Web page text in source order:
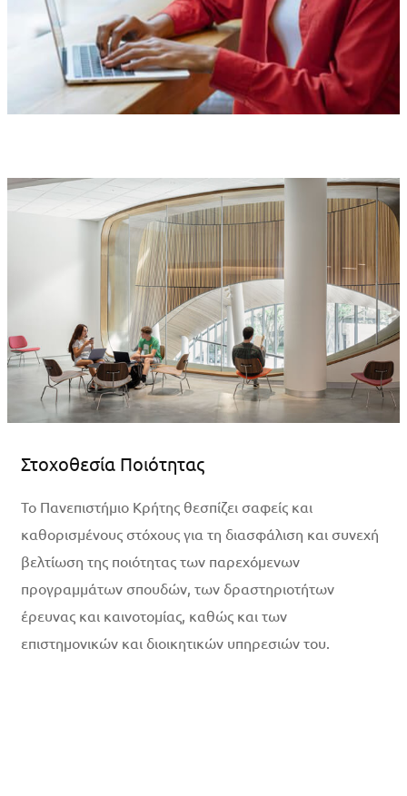
Στοχοθεσία Ποιότητας
Το Πανεπιστήμιο Κρήτης θεσπίζει σαφείς και
καθορισμένους στόχους για τη διασφάλιση και συνεχή
βελτίωση της ποιότητας των παρεχόμενων
προγραμμάτων σπουδών, των δραστηριοτήτων
έρευνας και καινοτομίας, καθώς και των
επιστημονικών και διοικητικών υπηρεσιών του.